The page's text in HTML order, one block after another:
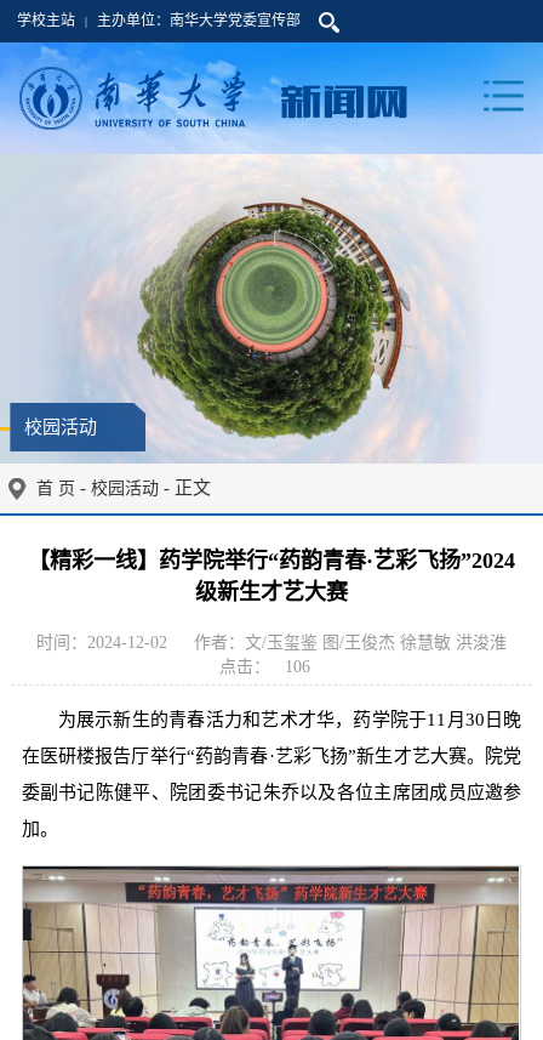
学校主站 | 主办单位：南华大学党委宣传部
校园活动
首 页 - 校园活动 - 正文
【精彩一线】药学院举行“药韵青春·艺彩飞扬”2024
级新生才艺大赛
时间：2024-12-02
作者：文/玉玺鉴 图/王俊杰 徐慧敏 洪浚淮
点击：
106
为展示新生的青春活力和艺术才华，药学院于11月30日晚
在医研楼报告厅举行“药韵青春·艺彩飞扬”新生才艺大赛。院党
委副书记陈健平、院团委书记朱乔以及各位主席团成员应邀参
加。